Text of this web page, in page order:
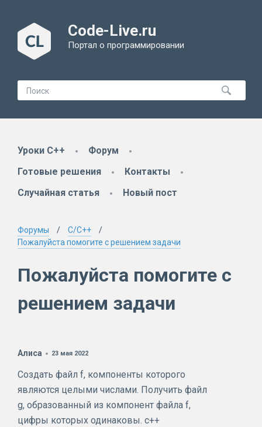
Code-Live.ru
Портал о программировании
Уроки C++
Форум
Готовые решения
Контакты
Случайная статья
Новый пост
Форумы
C/C++
Пожалуйста помогите с решением задачи
Пожалуйста помогите с
решением задачи
Алиса 23 мая 2022
Создать файл f, компоненты которого
являются целыми числами. Получить файл
g, образованный из компонент файла f,
цифры которых одинаковы. с++